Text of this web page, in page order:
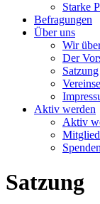
Starke
Befragungen
Über uns
Wir
Der
Satzung
Aktiv werden
Aktiv
Spenden
Satzung